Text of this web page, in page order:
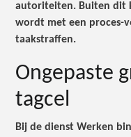
autoriteiten. Buiten dit
wordt met een proces-
taakstraffen.
Ongepaste
tagcel
Bij de dienst Werken